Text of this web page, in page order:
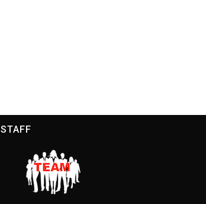
STAFF